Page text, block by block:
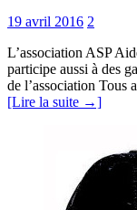
19 avril 2016 2
L’association ASP
participe aussi à des
de l’association Tous
[Lire la suite →]